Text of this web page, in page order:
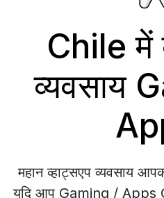
Chile में
व्यवसाय
महान व्हाट्सएप व्यवसाय
यदि आप Gaming / Apps